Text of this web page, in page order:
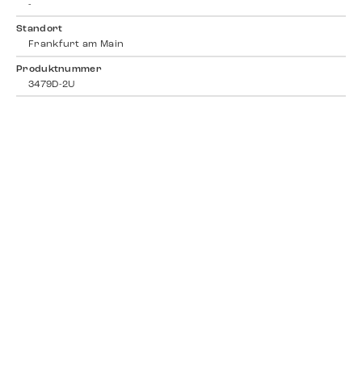
-
Standort
Frankfurt am Main
Produktnummer
3479D-2U